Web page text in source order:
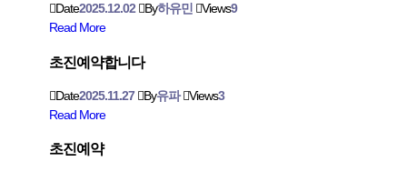
Date2025.12.02 By하유민 Views9
Read More
초진예약합니다
Date2025.11.27 By유파 Views3
Read More
초진예약